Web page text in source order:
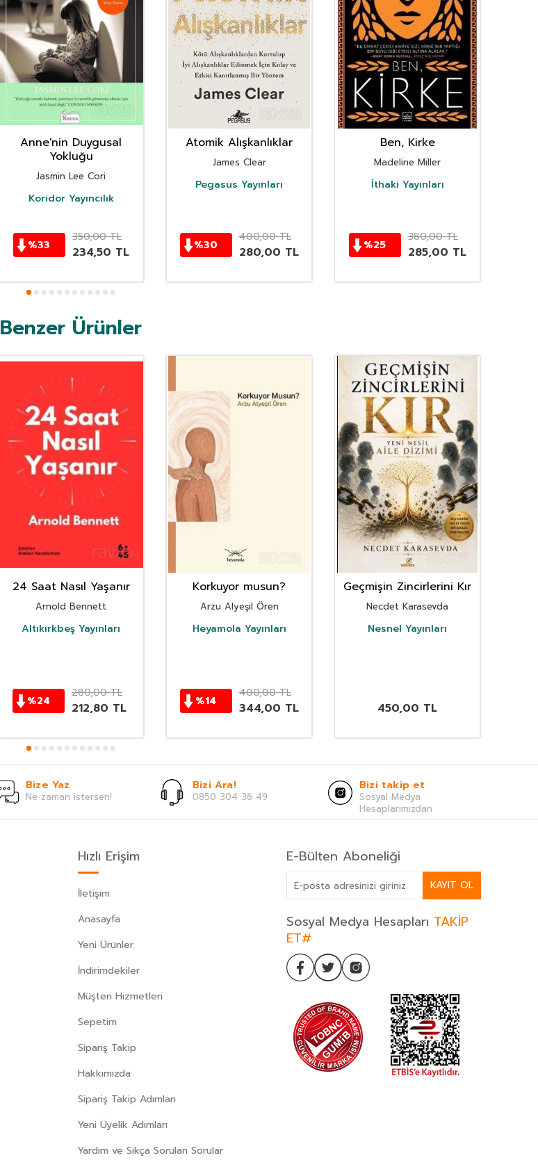
Anne'nin Duygusal
Yokluğu
Jasmin Lee Cori
Koridor Yayıncılık
%33
350,00TL
234,50 TL
Atomik Alışkanlıklar
James Clear
Pegasus Yayınları
%30
400,00TL
280,00 TL
Ben, Kirke
Madeline Miller
İthaki Yayınları
%25
380,00TL
285,00 TL
Benzer Ürünler
24 Saat Nasıl Yaşanır
Arnold Bennett
Altıkırkbeş Yayınları
%24
280,00TL
212,80 TL
Korkuyor musun?
Arzu Alyeşil Ören
Heyamola Yayınları
%14
400,00TL
344,00 TL
Geçmişin Zincirlerini Kır
Necdet Karasevda
Nesnel Yayınları
450,00 TL
Bize Yaz
Ne zaman istersen!
Bizi Ara!
0850 304 36 49
Bizi takip et
Sosyal Medya
Hesaplarımızdan
Hızlı Erişim
İletişim
Anasayfa
Yeni Ürünler
İndirimdekiler
Müşteri Hizmetleri
Sepetim
Sipariş Takip
Hakkımızda
Sipariş Takip Adımları
Yeni Üyelik Adımları
Yardım ve Sıkça Sorulan Sorular
E-Bülten Aboneliği
KAYIT OL
Sosyal Medya Hesapları TAKİP
ET#